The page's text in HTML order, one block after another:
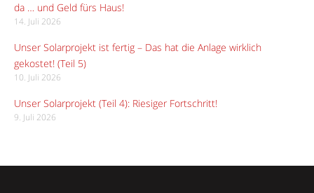
da … und Geld fürs Haus!
14. Juli 2026
Unser Solarprojekt ist fertig – Das hat die Anlage wirklich
gekostet! (Teil 5)
10. Juli 2026
Unser Solarprojekt (Teil 4): Riesiger Fortschritt!
9. Juli 2026